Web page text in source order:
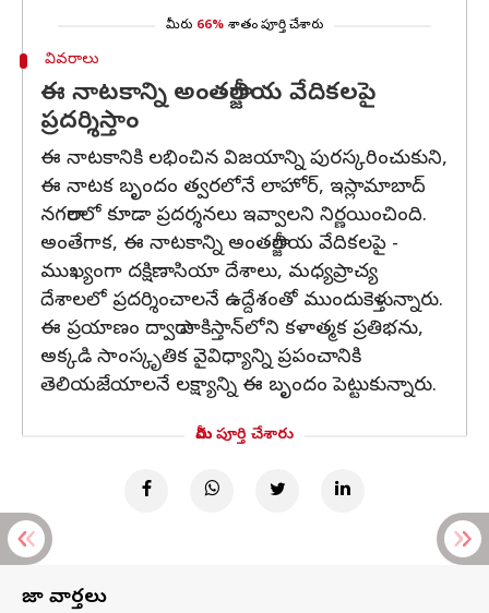
మీరు 66% శాతం పూర్తి చేశారు
వివరాలు
ఈ నాటకాన్ని అంతర్జాతీయ వేదికలపై
ప్రదర్శిస్తాం
ఈ నాటకానికి లభించిన విజయాన్ని పురస్కరించుకుని,
ఈ నాటక బృందం త్వరలోనే లాహోర్, ఇస్లామాబాద్
నగరాలలో కూడా ప్రదర్శనలు ఇవ్వాలని నిర్ణయించింది.
అంతేగాక, ఈ నాటకాన్ని అంతర్జాతీయ వేదికలపై -
ముఖ్యంగా దక్షిణాసియా దేశాలు, మధ్యప్రాచ్య
దేశాలలో ప్రదర్శించాలనే ఉద్దేశంతో ముందుకెళ్తున్నారు.
ఈ ప్రయాణం ద్వారా పాకిస్తాన్‌లోని కళాత్మక ప్రతిభను,
అక్కడి సాంస్కృతిక వైవిధ్యాన్ని ప్రపంచానికి
తెలియజేయాలనే లక్ష్యాన్ని ఈ బృందం పెట్టుకున్నారు.
మీరు పూర్తి చేశారు
తాజా వార్తలు